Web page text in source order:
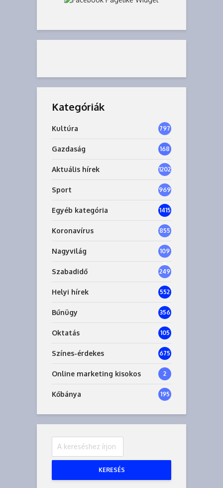
Kategóriák
Kultúra 797
Gazdaság
168
6
Aktuális hírek 1202
Sport 969
Egyéb kategória 1415
Koronavírus 855
Nagyvilág
109
8
Szabadidő 249
Helyi hírek 552
Bűnügy 356
Oktatás 105
Színes-érdekes 675
Online marketing kisokos 2
Kőbánya 195
KERESÉS